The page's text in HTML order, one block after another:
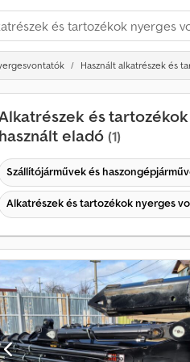
Használt alkatrészek és
és
használt eladó (1)
Szállítójárművek és
Alkatrészek és tartozékok nyerges